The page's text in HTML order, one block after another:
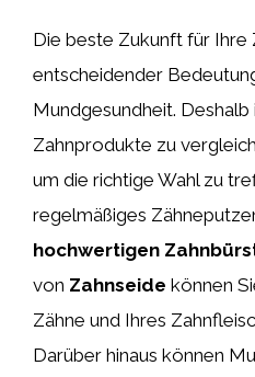
Die beste Zukunft für Ihre
entscheidender
Mundgesundheit.
Zahnprodukte zu
um die richtige Wahl zu
regelmäßiges
hochwertigen
von Zahnseide können
Zähne und Ihres
Darüber hinaus können